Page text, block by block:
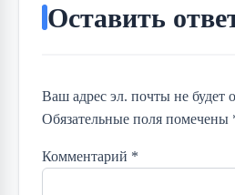
Оставить
Ваш адрес эл. почты не будет
Обязательные поля помечены
Комментарий *